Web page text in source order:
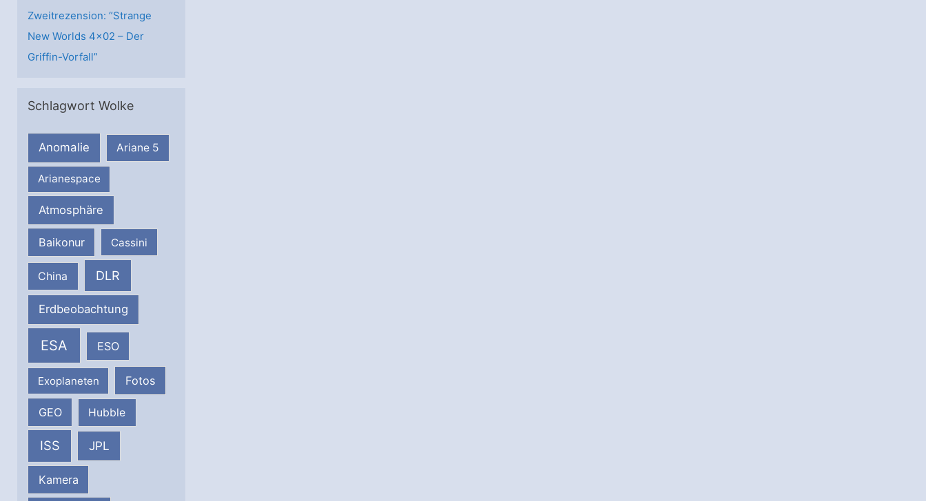
Zweitrezension: “Strange
New Worlds 4×02 – Der
Griffin-Vorfall”
Schlagwort Wolke
Anomalie Ariane 5
Arianespace
Atmosphäre
Baikonur Cassini
China DLR
Erdbeobachtung
ESA ESO
Exoplaneten Fotos
GEO Hubble
ISS JPL
Kamera